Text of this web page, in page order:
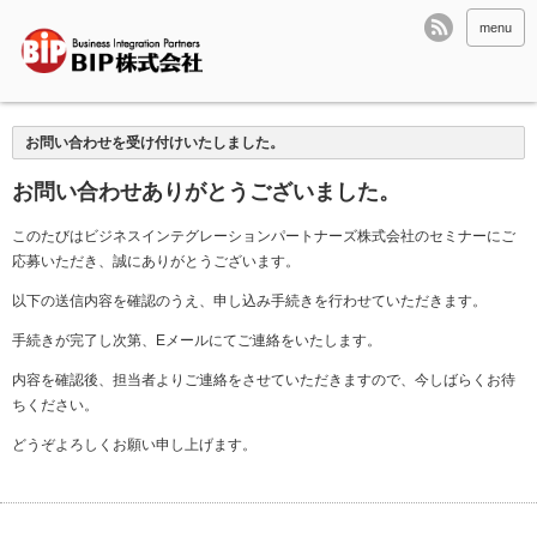
menu
お問い合わせを受け付けいたしました。
お問い合わせありがとうございました。
このたびはビジネスインテグレーションパートナーズ株式会社のセミナーにご
応募いただき、誠にありがとうございます。
以下の送信内容を確認のうえ、申し込み手続きを行わせていただきます。
手続きが完了し次第、Eメールにてご連絡をいたします。
内容を確認後、担当者よりご連絡をさせていただきますので、今しばらくお待
ちください。
どうぞよろしくお願い申し上げます。